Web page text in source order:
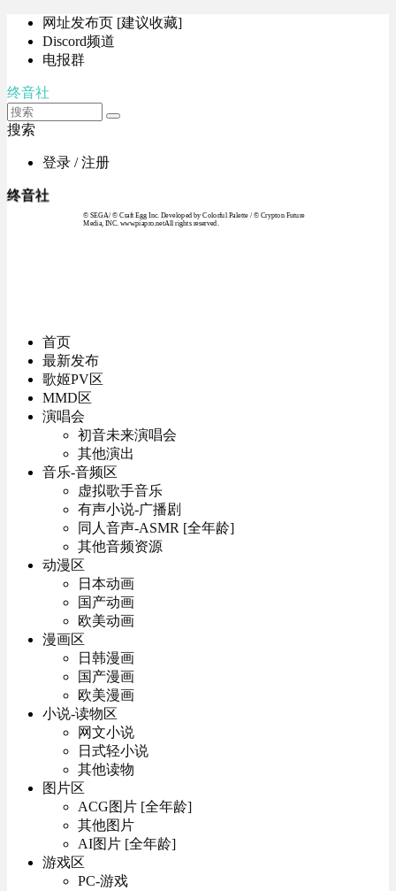
网址发布页 [建议收藏]
Discord频道
电报群
终音社
搜索
登录 / 注册
终音社
© SEGA / © Craft Egg Inc. Developed by Colorful Palette / © Crypton Future
Media, INC. www.piapro.netAll rights reserved.
首页
最新发布
歌姬PV区
MMD区
演唱会
初音未来演唱会
其他演出
音乐-音频区
虚拟歌手音乐
有声小说-广播剧
同人音声-ASMR [全年龄]
其他音频资源
动漫区
日本动画
国产动画
欧美动画
漫画区
日韩漫画
国产漫画
欧美漫画
小说-读物区
网文小说
日式轻小说
其他读物
图片区
ACG图片 [全年龄]
其他图片
AI图片 [全年龄]
游戏区
PC-游戏